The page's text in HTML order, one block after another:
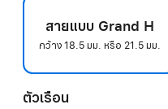
สายแบบ Grand H
กว้าง 18.5 มม. หรือ 21.5 มม.
ตัวเรือน